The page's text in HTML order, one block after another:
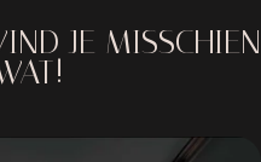
JE MISSCHIEN